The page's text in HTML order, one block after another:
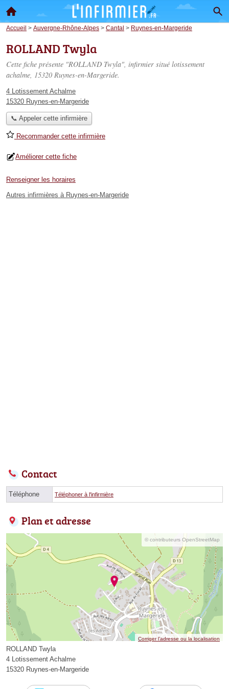
Accueil > Auvergne-Rhône-Alpes > Cantal > Ruynes-en-Margeride
ROLLAND Twyla
Cette fiche présente "ROLLAND Twyla", infirmier situé lotissement
achalme, 15320 Ruynes-en-Margeride.
4 Lotissement Achalme
15320 Ruynes-en-Margeride
📞 Appeler cette infirmière
Recommander cette infirmière
Améliorer cette fiche
Renseigner les horaires
Autres infirmières à Ruynes-en-Margeride
Contact
Téléphone Téléphoner à l'infirmière
Plan et adresse
© contributeurs OpenStreetMap
Corriger l’adresse ou la localisation
ROLLAND Twyla
4 Lotissement Achalme
15320 Ruynes-en-Margeride